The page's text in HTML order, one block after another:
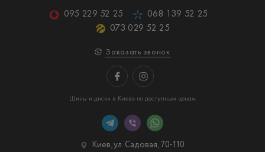
095 229 52 25
068 139 52 25
073 029 52 25
Заказать звонок
Шины и диски в Киеве по доступным ценам
Киев, ул. Садовая, 70-110